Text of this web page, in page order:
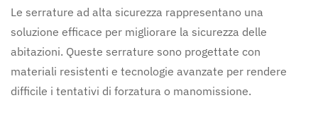
Le serrature ad alta sicurezza rappresentano una
soluzione efficace per migliorare la sicurezza delle
abitazioni. Queste serrature sono progettate con
materiali resistenti e tecnologie avanzate per rendere
difficile i tentativi di forzatura o manomissione.